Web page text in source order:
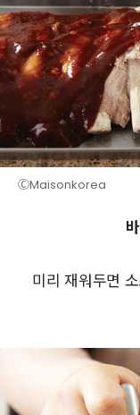
ⒸMaisonkorea
미리 재워두면